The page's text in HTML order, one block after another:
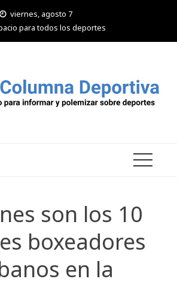
viernes, agosto 7
para todos los deportes
son los 10
boxeadores
en la